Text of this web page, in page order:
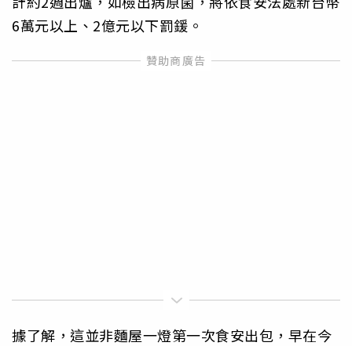
6萬元以上、2億元以下罰鍰。
據了解，這並非麵屋一燈第一次食安出包，早在今